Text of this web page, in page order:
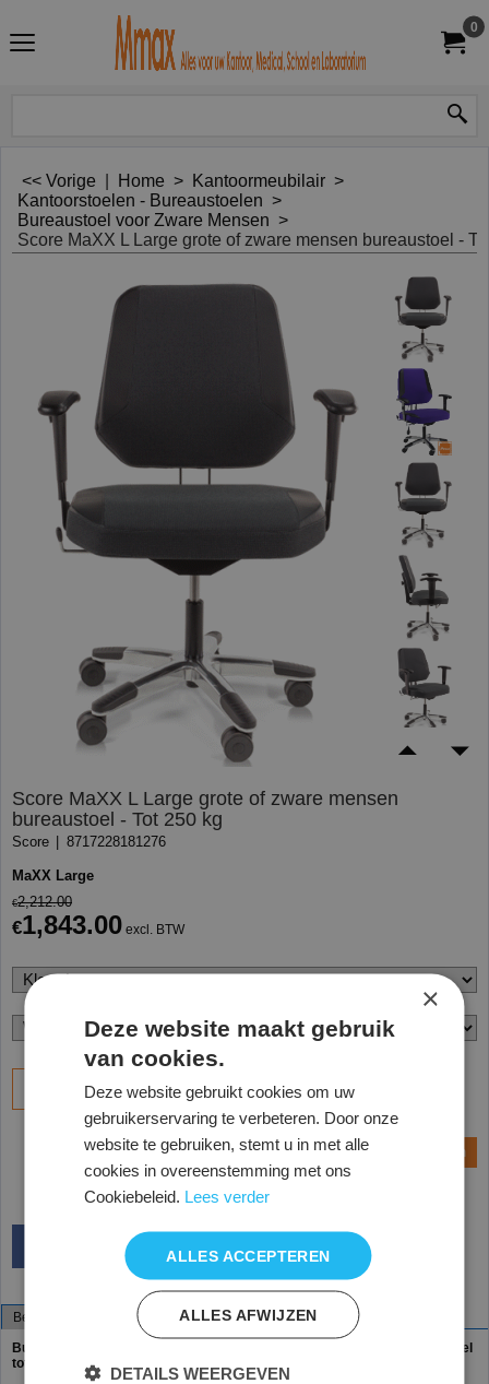
0
<< Vorige Home > Kantoormeubilair >
Kantoorstoelen - Bureaustoelen >
Bureaustoel voor Zware Mensen >
Score MaXX L Large grote of zware mensen bureaustoel -
Score MaXX L Large grote of zware mensen
bureaustoel - Tot 250 kg
Score 8717228181276
MaXX Large
€2,212.00
€1,843.00 excl. BTW
Bestel
Vraag een offerte aan
Beschrijving
Specificaties
Bureaustoel MaXX line met extra brede zitting! Zware mensen bureaustoel
tot 250kg
×
Deze website maakt gebruik
van cookies.
Deze website gebruikt cookies om uw
gebruikerservaring te verbeteren. Door onze
website te gebruiken, stemt u in met alle
cookies in overeenstemming met ons
Cookiebeleid. Lees verder
ALLES ACCEPTEREN
ALLES AFWIJZEN
DETAILS WEERGEVEN